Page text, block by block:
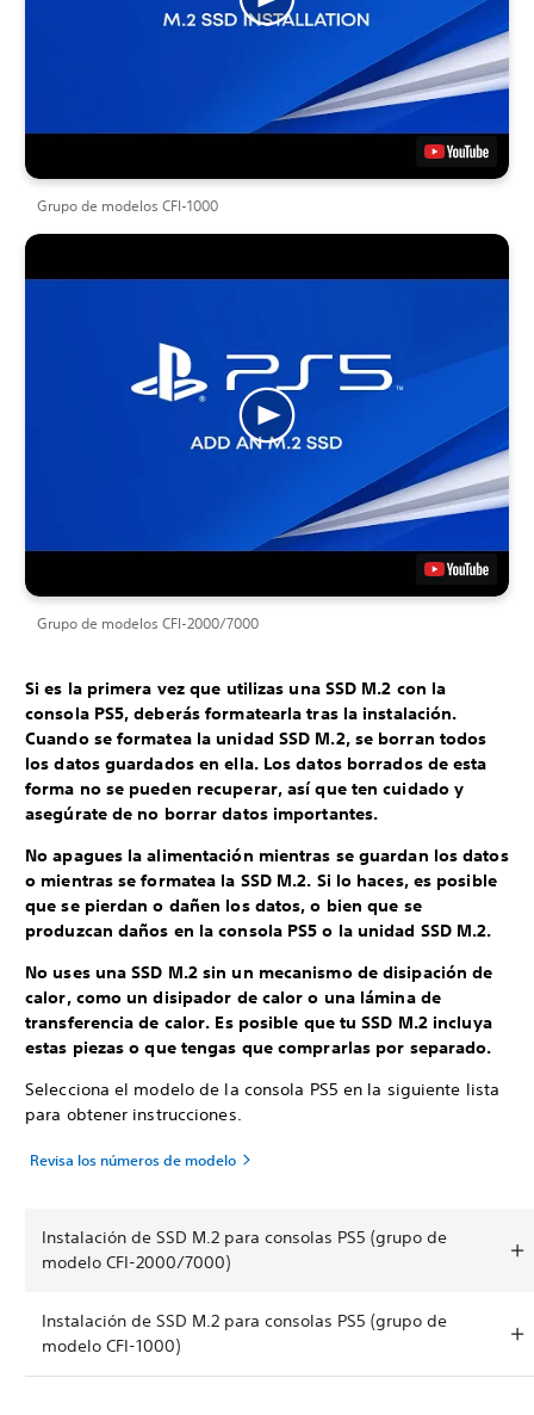
Grupo de modelos CFI-1000
Grupo de modelos CFI-2000/7000
Si es la primera vez que utilizas una SSD M.2 con la
consola PS5, deberás formatearla tras la instalación.
Cuando se formatea la unidad SSD M.2, se borran todos
los datos guardados en ella. Los datos borrados de esta
forma no se pueden recuperar, así que ten cuidado y
asegúrate de no borrar datos importantes.
No apagues la alimentación mientras se guardan los datos
o mientras se formatea la SSD M.2. Si lo haces, es posible
que se pierdan o dañen los datos, o bien que se
produzcan daños en la consola PS5 o la unidad SSD M.2.
No uses una SSD M.2 sin un mecanismo de disipación de
calor, como un disipador de calor o una lámina de
transferencia de calor. Es posible que tu SSD M.2 incluya
estas piezas o que tengas que comprarlas por separado.
Selecciona el modelo de la consola PS5 en la siguiente lista
para obtener instrucciones.
Revisa los números de modelo
Instalación de SSD M.2 para consolas PS5 (grupo de
modelo CFI-2000/7000)
Instalación de SSD M.2 para consolas PS5 (grupo de
modelo CFI-1000)